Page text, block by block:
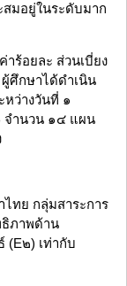
มอยู่ในระดับมาก
าร้อยละ ส่วนเบี่ยง
ศึกษาได้ดําเนิน
ว่างวันที่ ๑
จำนวน ๑๔ แผน
ไทย กลุ่มสาระการ
ภาพด้าน
(E๒) เท่ากับ